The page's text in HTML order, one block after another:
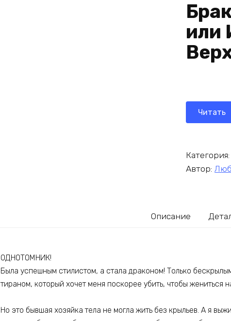
или
Читать
Категория:
Автор:
Описание
ОДНОТОМНИК!
Была успешным стилистом, а стала драконом! Только
тираном, который хочет меня поскорее убить, чтобы жениться
Но это бывшая хозяйка тела не могла жить без крыльев. А я